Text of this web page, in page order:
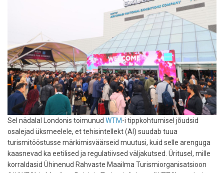
Sel nädalal Londonis toimunud WTM-i tippkohtumisel jõudsid
osalejad üksmeelele, et tehisintellekt (AI) suudab tuua
turismitööstusse märkimisväärseid muutusi, kuid selle arenguga
kaasnevad ka eetilised ja regulatiivsed väljakutsed. Üritusel, mille
korraldasid Ühinenud Rahvaste Maailma Turismiorganisatsioon